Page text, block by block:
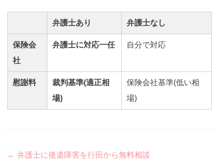
弁護士あり 弁護士なし
保険会
社
弁護士に対応一任 自分で対応
慰謝料
裁判基準(適正相
場)
保険会社基準(低い相
場)
Post
← 弁護士に後遺障害を行田から無料相談